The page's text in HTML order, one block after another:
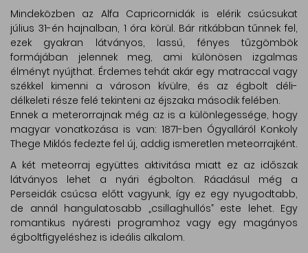
Mindeközben az Alfa Capricornidák is elérik csúcsukat
július 31-én hajnalban, 1 óra körül. Bár ritkábban tűnnek fel,
ezek gyakran látványos, lassú, fényes tűzgömbök
formájában jelennek meg, ami különösen izgalmas
élményt nyújthat. Érdemes tehát akár egy matraccal vagy
székkel kimenni a városon kívülre, és az égbolt déli-
délkeleti része felé tekinteni az éjszaka második felében.
Ennek a meterorrajnak még az is a különlegessége, hogy
magyar vonatkozása is van: 1871-ben Ógyalláról Konkoly
Thege Miklós fedezte fel új, addig ismeretlen meteorrajként.
A két meteorraj együttes aktivitása miatt ez az időszak
látványos lehet a nyári égbolton. Ráadásul még a
Perseidák csúcsa előtt vagyunk, így ez egy nyugodtabb,
de annál hangulatosabb „csillaghullós” este lehet. Egy
romantikus nyáresti programhoz vagy egy magányos
égboltfigyeléshez is ideális alkalom.